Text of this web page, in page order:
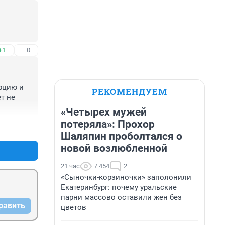
–0
и
не
РЕКОМЕНДУЕМ
«Четырех мужей
потеряла»: Прохор
Шаляпин проболтался о
новой возлюбленной
21 час 7 454 2
«Сыночки-корзиночки» заполонили
Екатеринбург: почему уральские
парни массово оставили жен без
цветов